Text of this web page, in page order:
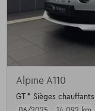
Alpine A110
GT * Sièges